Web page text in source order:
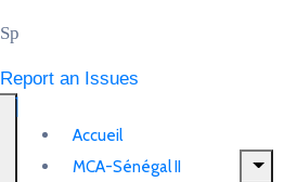
Sp
Report an Issues
Accueil
MCA-Sénégal II